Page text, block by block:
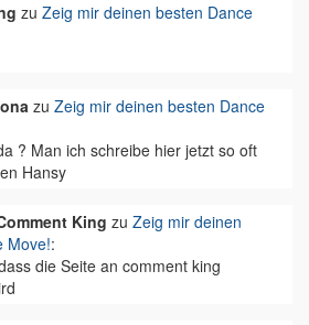
zu Zeig mir deinen besten Dance
zu Zeig mir deinen besten Dance
? Man ich schreibe hier jetzt so oft
Hansy
King zu Zeig mir deinen
Move!:
die Seite an comment king